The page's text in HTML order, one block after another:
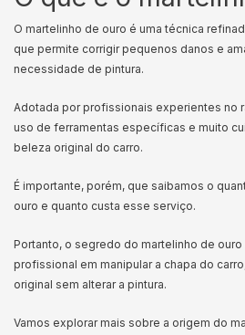
O martelinho de ouro é uma técnica
que permite corrigir pequenos danos e
necessidade de pintura.
Adotada por profissionais experientes no
uso de ferramentas específicas e muito
beleza original do carro.
É importante, porém, que saibamos o
ouro e quanto custa esse serviço.
Portanto, o segredo do martelinho de
profissional em manipular a chapa do
original sem alterar a pintura.
Vamos explorar mais sobre a origem do